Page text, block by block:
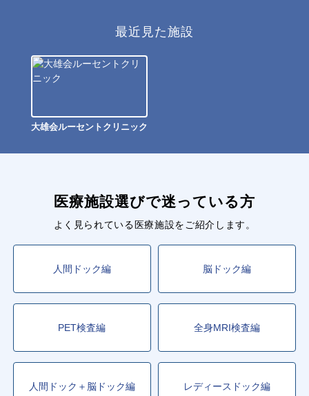
最近見た施設
大雄会ルーセントクリニック
医療施設選びで迷っている方
よく見られている医療施設をご紹介します。
人間ドック編 脳ドック編
PET検査編 全身MRI検査編
人間ドック＋脳ドック編 レディースドック編